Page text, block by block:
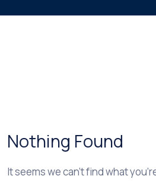
Nothing Found
It seems we can’t find what